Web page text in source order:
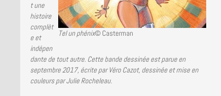
Tel un phénix© Casterman
t une
histoire
complèt
e et
indépen
dante de tout autre. Cette bande dessinée est parue en
septembre 2017, écrite par Véro Cazot, dessinée et mise en
couleurs par Julie Rocheleau.